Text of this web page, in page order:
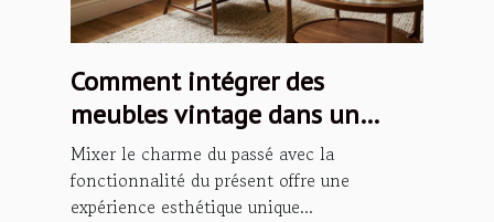
Comment intégrer des
meubles vintage dans un
intérieur moderne ?
Mixer le charme du passé avec la
fonctionnalité du présent offre une
expérience esthétique unique...